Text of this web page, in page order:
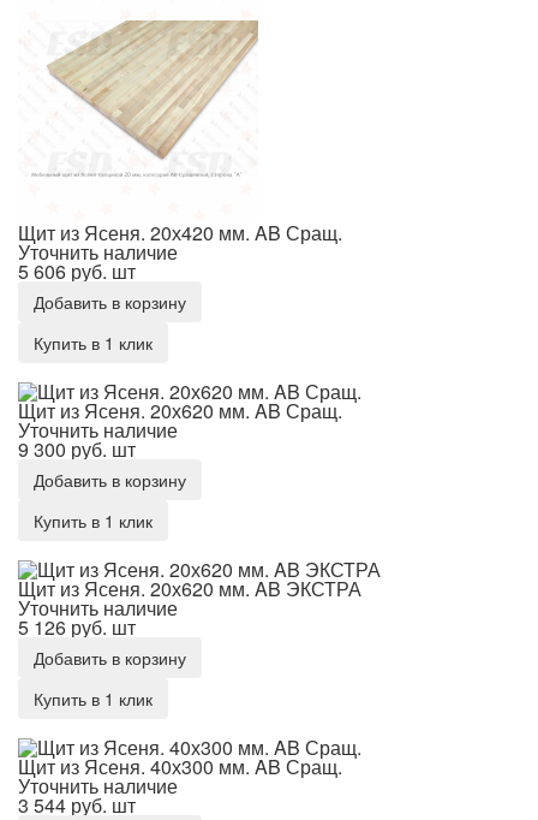
Щит из Ясеня. 20х420 мм. AB Сращ.
Уточнить наличие
5 606 руб. шт
Добавить в корзину
Купить в 1 клик
Щит из Ясеня. 20х620 мм. AB Сращ.
Уточнить наличие
9 300 руб. шт
Добавить в корзину
Купить в 1 клик
Щит из Ясеня. 20х620 мм. AB ЭКСТРА
Уточнить наличие
5 126 руб. шт
Добавить в корзину
Купить в 1 клик
Щит из Ясеня. 40х300 мм. AB Сращ.
Уточнить наличие
3 544 руб. шт